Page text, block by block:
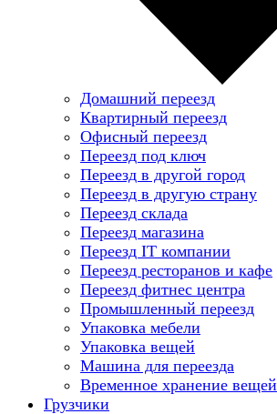
Домашний переезд
Квартирный переезд
Офисный переезд
Переезд под ключ
Переезд в другой город
Переезд в другую страну
Переезд склада
Переезд магазина
Переезд IT компании
Переезд ресторанов и кафе
Переезд фитнес центра
Промышленный переезд
Упаковка мебели
Упаковка вещей
Машина для переезда
Временное хранение вещей
Грузчики